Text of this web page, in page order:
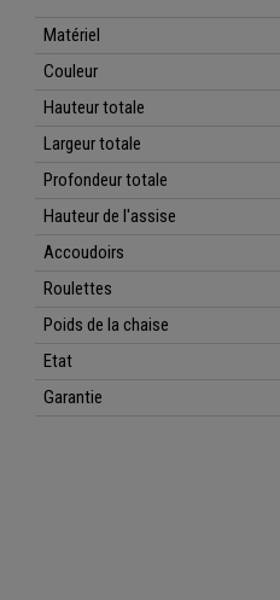
Matériel
Couleur
Hauteur totale
Largeur totale
Profondeur totale
Hauteur de l'assise
Accoudoirs
Roulettes
Poids de la chaise
Etat
Garantie